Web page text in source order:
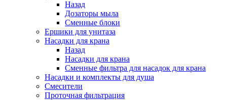
Назад
Дозаторы мыла
Сменные блоки
Ершики для унитаза
Насадки для крана
Назад
Насадки для крана
Сменные фильтра для насадок для крана
Насадки и комплекты для душа
Смесители
Проточная фильтрация